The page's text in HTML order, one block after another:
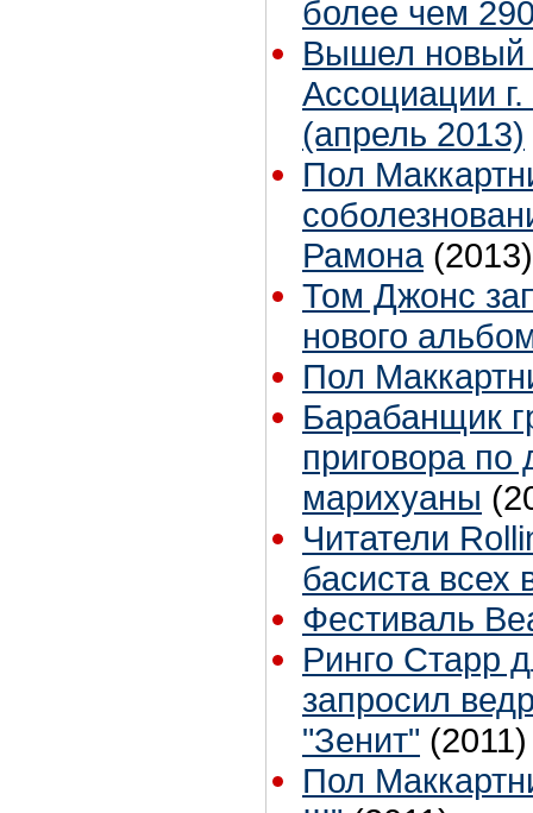
более чем
Вышел новый
Ассоциации
(апрель 2013)
Пол
Рамона (2013)
Том Джонс
нового
Пол
Барабанщик
приговора по
марихуаны
Читатели
басиста всех
Фестиваль
Ринго Старр
запросил
"Зенит" (2011)
Пол